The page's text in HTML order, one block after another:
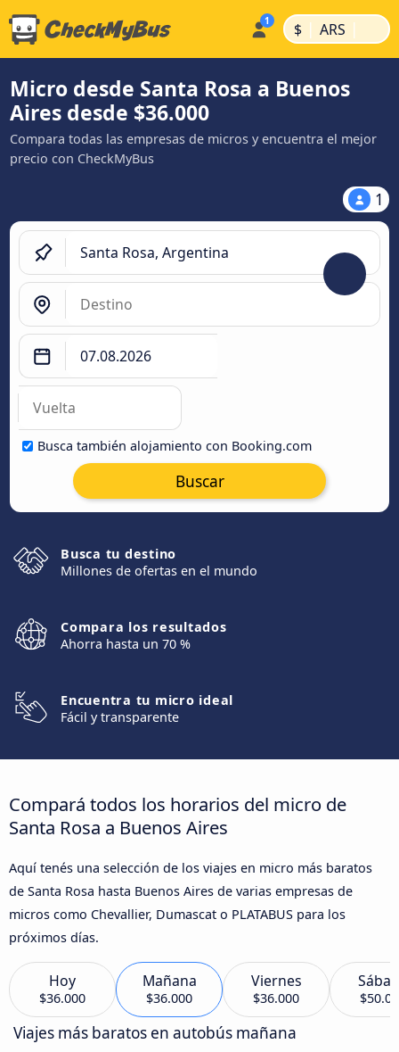
$ | ARS |
Micro desde Santa Rosa a Buenos
Aires desde $36.000
Compara todas las empresas de micros y encuentra el mejor
precio con CheckMyBus
1
Busca también alojamiento con Booking.com
Buscar
Busca tu destino
Millones de ofertas en el mundo
Compara los resultados
Ahorra hasta un 70 %
Encuentra tu micro ideal
Fácil y transparente
Compará todos los horarios del micro de
Santa Rosa a Buenos Aires
Aquí tenés una selección de los viajes en micro más baratos
de Santa Rosa hasta Buenos Aires de varias empresas de
micros como Chevallier, Dumascat o PLATABUS para los
próximos días.
Hoy
$36.000
Mañana
$36.000
Viernes
$36.000
Viajes más baratos en autobús mañana